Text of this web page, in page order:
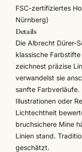
FSC-zertifiziertes
Nürnberg)
Details
Die Albrecht Dürer-
klassische
zeichnest präzise
verwandelst sie
sanfte
Illustrationen oder
Lichtechtheit
bruchsichere Mine
Linien stand.
geschätzt.